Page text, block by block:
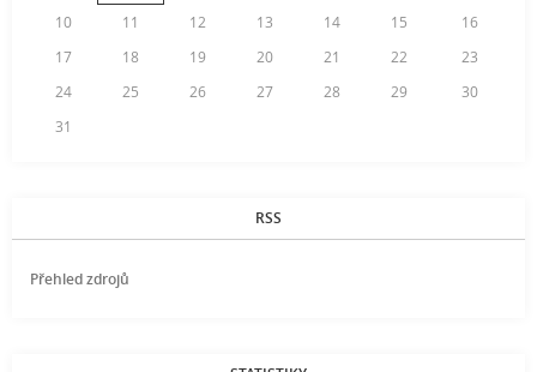
10
11 12 13 14 15
16
17
18 19 20 21 22
23
24
25 26 27 28 29
30
31
RSS
Přehled zdrojů